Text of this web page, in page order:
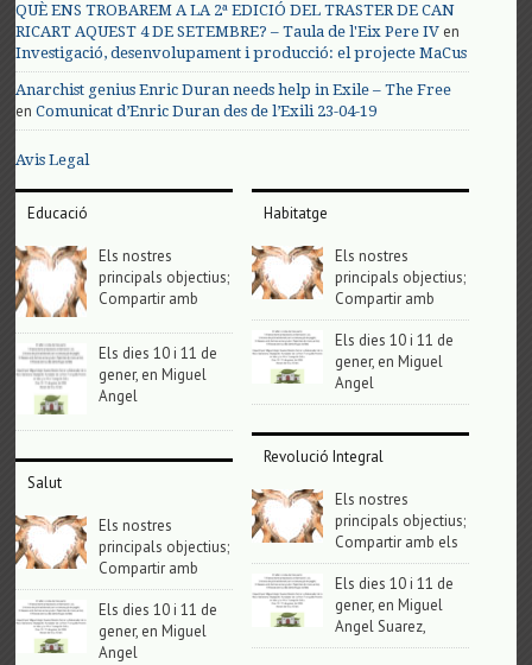
QUÈ ENS TROBAREM A LA 2ª EDICIÓ DEL TRASTER DE CAN
RICART AQUEST 4 DE SETEMBRE? – Taula de l'Eix Pere IV en
Investigació, desenvolupament i producció: el projecte MaCus
Anarchist genius Enric Duran needs help in Exile – The Free
enComunicat d’Enric Duran des de l’Exili 23-04-19
Avis Legal
Educació
Els nostres
principals objectius;
Compartir amb
Els dies 10 i 11 de
gener, en Miguel
Angel
Salut
Els nostres
principals objectius;
Compartir amb
Els dies 10 i 11 de
gener, en Miguel
Angel
Habitatge
Els nostres
principals objectius;
Compartir amb
Els dies 10 i 11 de
gener, en Miguel
Angel
Revolució Integral
Els nostres
principals objectius;
Compartir amb els
Els dies 10 i 11 de
gener, en Miguel
Angel Suarez,